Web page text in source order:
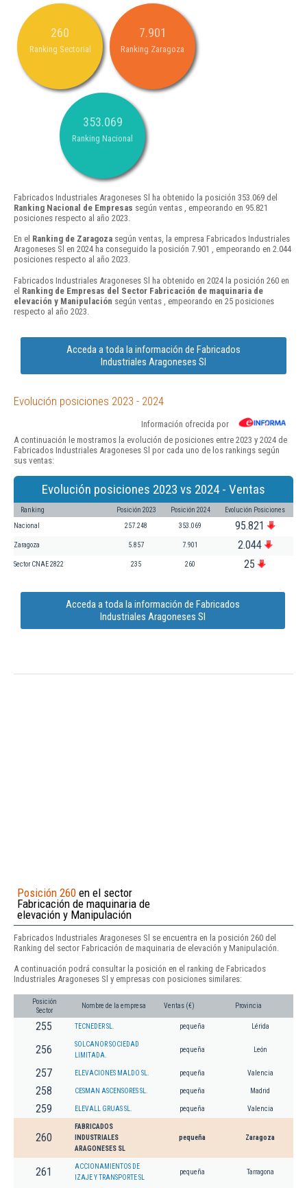
260
Ranking Sectorial
7.901
Ranking Zaragoza
353.069
Ranking Nacional
Fabricados Industriales Aragoneses Sl ha obtenido la posición 353.069 del
Ranking Nacional de Empresas según ventas , empeorando en 95.821
posiciones respecto al año 2023.
En el Ranking de Zaragoza según ventas, la empresa Fabricados Industriales
Aragoneses Sl en 2024 ha conseguido la posición 7.901 , empeorando en 2.044
posiciones respecto al año 2023.
Fabricados Industriales Aragoneses Sl ha obtenido en 2024 la posición 260 en
el Ranking de Empresas del Sector Fabricación de maquinaria de
elevación y Manipulación según ventas , empeorando en 25 posiciones
respecto al año 2023.
Acceda a toda la información de Fabricados
Industriales Aragoneses Sl
Evolución posiciones 2023 - 2024
Información ofrecida por
A continuación le mostramos la evolución de posiciones entre 2023 y 2024 de
Fabricados Industriales Aragoneses Sl por cada uno de los rankings según
sus ventas:
Evolución posiciones 2023 vs 2024 - Ventas
Ranking Posición 2023 Posición 2024 Evolución Posiciones
Nacional 257.248 353.069 95.821
Zaragoza 5.857 7.901 2.044
Sector CNAE 2822 235 260 25
Acceda a toda la información de Fabricados
Industriales Aragoneses Sl
Posición 260 en el sector
Fabricación de maquinaria de
elevación y Manipulación
Fabricados Industriales Aragoneses Sl se encuentra en la posición 260 del
Ranking del sector Fabricación de maquinaria de elevación y Manipulación.
A continuación podrá consultar la posición en el ranking de Fabricados
Industriales Aragoneses Sl y empresas con posiciones similares:
Posición
Sector
Nombre de la empresa Ventas (€) Provincia
255 TECNEDER SL. pequeña Lérida
256
SOLCANOR SOCIEDAD
LIMITADA.
pequeña León
257 ELEVACIONES MALDO SL. pequeña Valencia
258 CESMAN ASCENSORES SL. pequeña Madrid
259 ELEVALL GRUAS SL. pequeña Valencia
260
FABRICADOS
INDUSTRIALES
ARAGONESES SL
pequeña Zaragoza
261
ACCIONAMIENTOS DE
IZAJE Y TRANSPORTE SL
pequeña Tarragona